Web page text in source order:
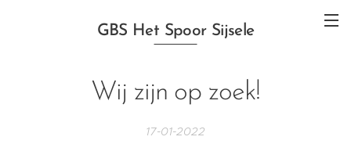
GBS Het Spoor Sijsele
Wij zijn op zoek!
17-01-2022